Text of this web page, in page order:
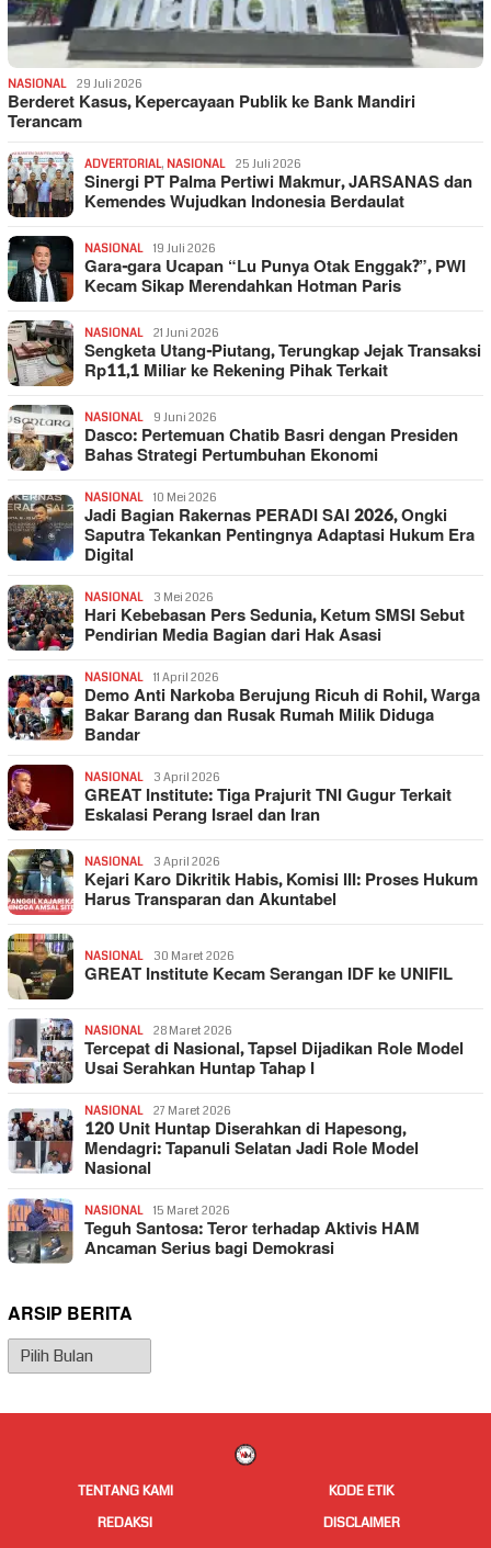
NASIONAL 29 Juli 2026
Berderet Kasus, Kepercayaan Publik ke Bank Mandiri
Terancam
ADVERTORIAL, NASIONAL 25 Juli 2026
Sinergi PT Palma Pertiwi Makmur, JARSANAS dan
Kemendes Wujudkan Indonesia Berdaulat
NASIONAL 19 Juli 2026
Gara-gara Ucapan “Lu Punya Otak Enggak?”, PWI
Kecam Sikap Merendahkan Hotman Paris
NASIONAL 21 Juni 2026
Sengketa Utang-Piutang, Terungkap Jejak Transaksi
Rp11,1 Miliar ke Rekening Pihak Terkait
NASIONAL 9 Juni 2026
Dasco: Pertemuan Chatib Basri dengan Presiden
Bahas Strategi Pertumbuhan Ekonomi
NASIONAL 10 Mei 2026
Jadi Bagian Rakernas PERADI SAI 2026, Ongki
Saputra Tekankan Pentingnya Adaptasi Hukum Era
Digital
NASIONAL 3 Mei 2026
Hari Kebebasan Pers Sedunia, Ketum SMSI Sebut
Pendirian Media Bagian dari Hak Asasi
NASIONAL 11 April 2026
Demo Anti Narkoba Berujung Ricuh di Rohil, Warga
Bakar Barang dan Rusak Rumah Milik Diduga
Bandar
NASIONAL 3 April 2026
GREAT Institute: Tiga Prajurit TNI Gugur Terkait
Eskalasi Perang Israel dan Iran
NASIONAL 3 April 2026
Kejari Karo Dikritik Habis, Komisi III: Proses Hukum
Harus Transparan dan Akuntabel
NASIONAL 30 Maret 2026
GREAT Institute Kecam Serangan IDF ke UNIFIL
NASIONAL 28 Maret 2026
Tercepat di Nasional, Tapsel Dijadikan Role Model
Usai Serahkan Huntap Tahap I
NASIONAL 27 Maret 2026
120 Unit Huntap Diserahkan di Hapesong,
Mendagri: Tapanuli Selatan Jadi Role Model
Nasional
NASIONAL 15 Maret 2026
Teguh Santosa: Teror terhadap Aktivis HAM
Ancaman Serius bagi Demokrasi
ARSIP BERITA
Arsip
Berita
TENTANG KAMI
KODE ETIK
REDAKSI
DISCLAIMER